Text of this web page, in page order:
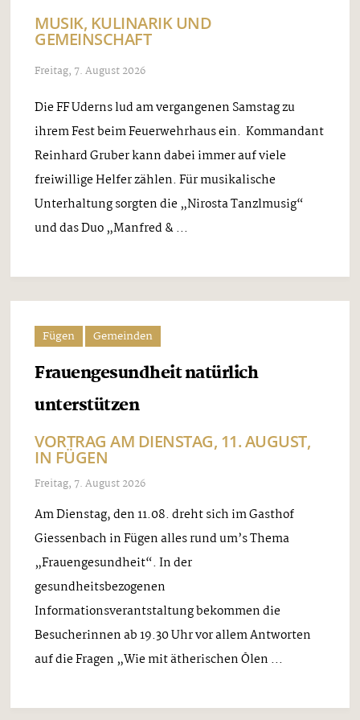
MUSIK, KULINARIK UND
GEMEINSCHAFT
Freitag, 7. August 2026
Die FF Uderns lud am vergangenen Samstag zu
ihrem Fest beim Feuerwehrhaus ein. Kommandant
Reinhard Gruber kann dabei immer auf viele
freiwillige Helfer zählen. Für musikalische
Unterhaltung sorgten die „Nirosta Tanzlmusig“
und das Duo „Manfred & ...
Fügen Gemeinden
Frauengesundheit natürlich
unterstützen
VORTRAG AM DIENSTAG, 11. AUGUST,
IN FÜGEN
Freitag, 7. August 2026
Am Dienstag, den 11.08. dreht sich im Gasthof
Giessenbach in Fügen alles rund um’s Thema
„Frauengesundheit“. In der
gesundheitsbezogenen
Informationsverantstaltung bekommen die
Besucherinnen ab 19.30 Uhr vor allem Antworten
auf die Fragen „Wie mit ätherischen Ölen ...